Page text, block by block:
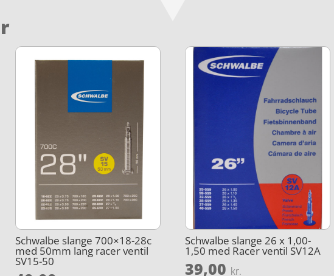
Schwalbe slange 700×18-28c
med 50mm lang racer ventil
SV15-50
Schwalbe slange 26 x 1,00-
1,50 med Racer ventil SV12A
39,00 kr.